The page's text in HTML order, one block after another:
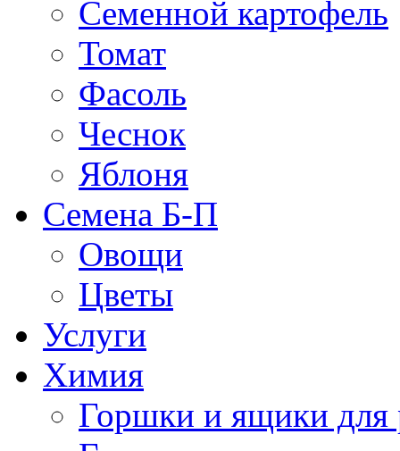
Семенной картофель
Томат
Фасоль
Чеснок
Яблоня
Семена Б-П
Овощи
Цветы
Услуги
Химия
Горшки и ящики для